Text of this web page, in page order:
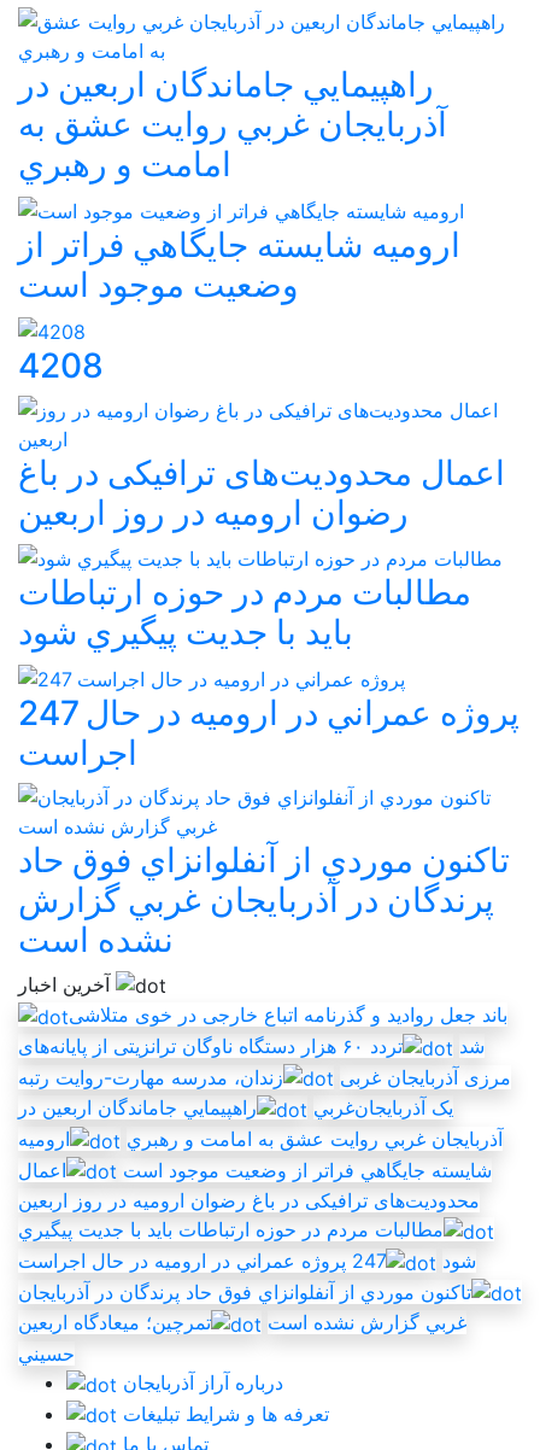
راهپيمايي جاماندگان اربعين در
آذربايجان غربي روايت عشق به
امامت و رهبري
اروميه شايسته جايگاهي فراتر از
وضعيت موجود است
4208
اعمال محدودیت‌های ترافیکی در باغ
رضوان ارومیه در روز اربعین
مطالبات مردم در حوزه ارتباطات
بايد با جديت پيگيري شود
247 پروژه عمراني در اروميه در حال
اجراست
تاکنون موردي از آنفلوانزاي فوق حاد
پرندگان در آذربايجان غربي گزارش
نشده است
باند جعل روادید و گذرنامه اتباع خارجی در خوی متلاشی
شد
تردد ۶۰ هزار دستگاه ناوگان ترانزیتی از پایانه‌های
مرزی آذربایجان ‌غربی
زندان، مدرسه مهارت-روايت رتبه
يک آذربايجان‌غربي
راهپيمايي جاماندگان اربعين در
آذربايجان غربي روايت عشق به امامت و رهبري
اروميه
شايسته جايگاهي فراتر از وضعيت موجود است
اعمال
محدودیت‌های ترافیکی در باغ رضوان ارومیه در روز اربعین
مطالبات مردم در حوزه ارتباطات بايد با جديت پيگيري
شود
247 پروژه عمراني در اروميه در حال اجراست
تاکنون موردي از آنفلوانزاي فوق حاد پرندگان در آذربايجان
غربي گزارش نشده است
تمرچين؛ ميعادگاه اربعين
حسيني
درباره آراز آذربایجان
تعرفه ها و شرایط تبلیغات
تماس با ما